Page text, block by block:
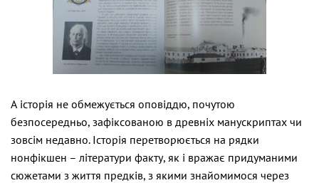
А історія не обмежується оповіддю, почутою
безпосередньо, зафіксованою в древніх манускриптах чи
зовсім недавно. Історія перетворюється на рядки
нонфікшен – літератури факту, як і вражає придуманими
сюжетами з життя предків, з якими знайомимося через